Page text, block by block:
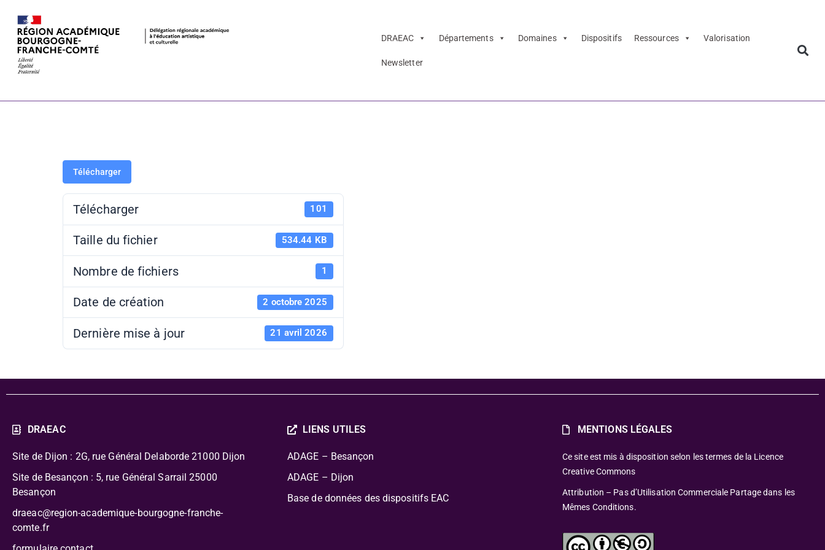
DRAEAC Départements Domaines Dispositifs Ressources Valorisation
Newsletter
Télécharger
Télécharger 101
Taille du fichier 534.44 KB
Nombre de fichiers 1
Date de création 2 octobre 2025
Dernière mise à jour 21 avril 2026
DRAEAC
Site de Dijon : 2G, rue Général Delaborde 21000 Dijon
Site de Besançon : 5, rue Général Sarrail 25000
Besançon
draeac@region-academique-bourgogne-franche-
comte.fr
LIENS UTILES
ADAGE – Besançon
ADAGE – Dijon
Base de données des dispositifs EAC
MENTIONS LÉGALES
Ce site est mis à disposition selon les termes de la Licence
Creative Commons
Attribution – Pas d’Utilisation Commerciale Partage dans les
Mêmes Conditions.